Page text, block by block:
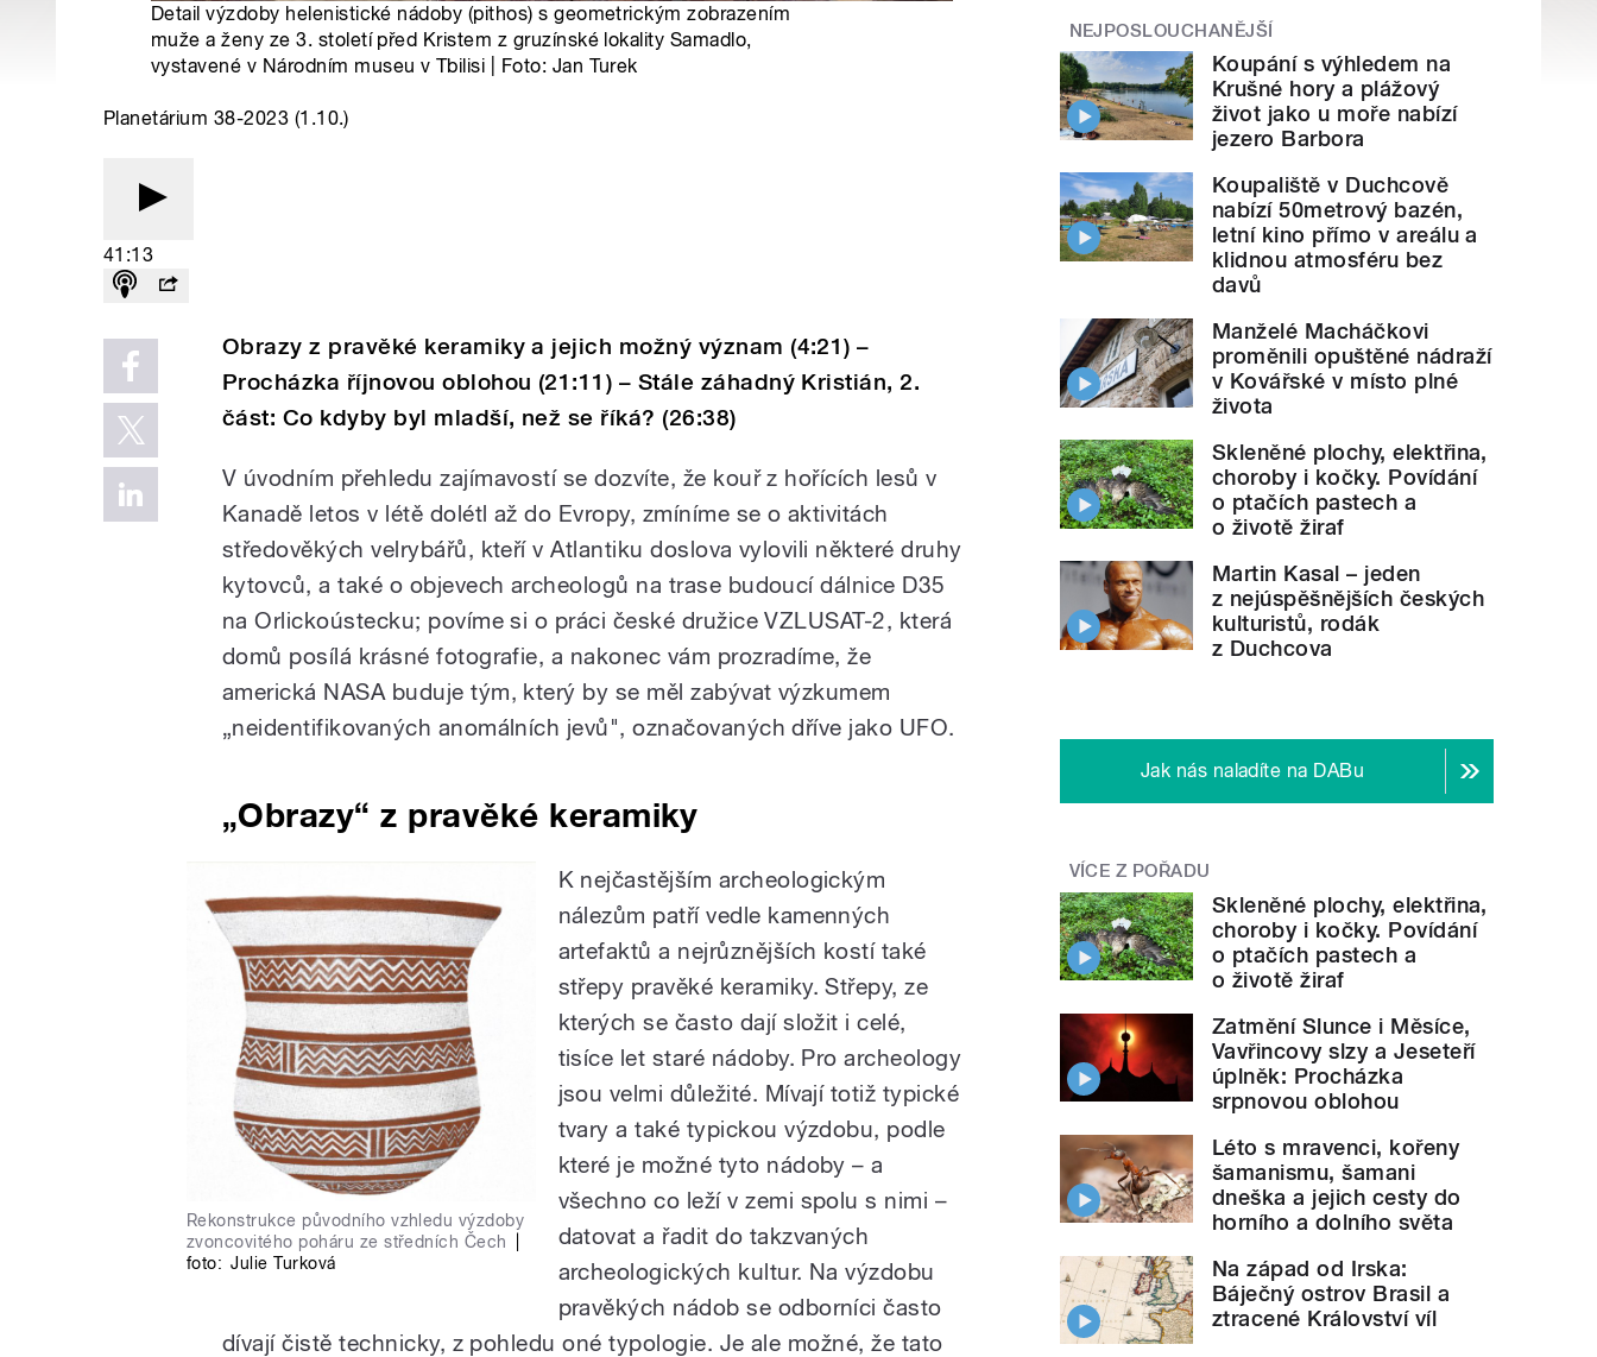
Detail výzdoby helenistické nádoby (pithos) s geometrickým zobrazením
muže a ženy ze 3. století před Kristem z gruzínské lokality Samadlo,
vystavené v Národním museu v Tbilisi | Foto: Jan Turek
Planetárium 38-2023 (1.10.)
41:13
Obrazy z pravěké keramiky a jejich možný význam (4:21) –
Procházka říjnovou oblohou (21:11) – Stále záhadný Kristián, 2.
část: Co kdyby byl mladší, než se říká? (26:38)
V úvodním přehledu zajímavostí se dozvíte, že kouř z hořících lesů v
Kanadě letos v létě dolétl až do Evropy, zmíníme se o aktivitách
středověkých velrybářů, kteří v Atlantiku doslova vylovili některé druhy
kytovců, a také o objevech archeologů na trase budoucí dálnice D35
na Orlickoústecku; povíme si o práci české družice VZLUSAT-2, která
domů posílá krásné fotografie, a nakonec vám prozradíme, že
americká NASA buduje tým, který by se měl zabývat výzkumem
„neidentifikovaných anomálních jevů", označovaných dříve jako UFO.
„Obrazy“ z pravěké keramiky
Rekonstrukce původního vzhledu výzdoby
zvoncovitého poháru ze středních Čech
foto: Julie Turková
K nejčastějším archeologickým
nálezům patří vedle kamenných
artefaktů a nejrůznějších kostí také
střepy pravěké keramiky. Střepy, ze
kterých se často dají složit i celé,
tisíce let staré nádoby. Pro archeology
jsou velmi důležité. Mívají totiž typické
tvary a také typickou výzdobu, podle
které je možné tyto nádoby – a
všechno co leží v zemi spolu s nimi –
datovat a řadit do takzvaných
archeologických kultur. Na výzdobu
pravěkých nádob se odborníci často
dívají čistě technicky, z pohledu oné typologie. Je ale možné, že tato
NEJPOSLOUCHANĚJŠÍ
Koupání s výhledem na
Krušné hory a plážový
život jako u moře nabízí
jezero Barbora
Koupaliště v Duchcově
nabízí 50metrový bazén,
letní kino přímo v areálu a
klidnou atmosféru bez
davů
Manželé Macháčkovi
proměnili opuštěné nádraží
v Kovářské v místo plné
života
Skleněné plochy, elektřina,
choroby i kočky. Povídání
o ptačích pastech a
o životě žiraf
Martin Kasal – jeden
z nejúspěšnějších českých
kulturistů, rodák
z Duchcova
Jak nás naladíte na DABu
VÍCE Z POŘADU
Skleněné plochy, elektřina,
choroby i kočky. Povídání
o ptačích pastech a
o životě žiraf
Zatmění Slunce i Měsíce,
Vavřincovy slzy a Jeseteří
úplněk: Procházka
srpnovou oblohou
Léto s mravenci, kořeny
šamanismu, šamani
dneška a jejich cesty do
horního a dolního světa
Na západ od Irska:
Báječný ostrov Brasil a
ztracené Království víl